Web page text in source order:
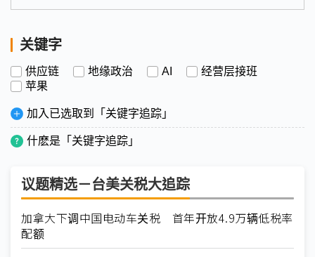
关键字
供应链 地缘政治 AI
经营层接班
苹果
加入已选取到「关键字追踪」
什麽是「关键字追踪」
议题精选－台美关税大追踪
加拿大下调中国电动车关税 首年开放4.9万辆低税率
配额